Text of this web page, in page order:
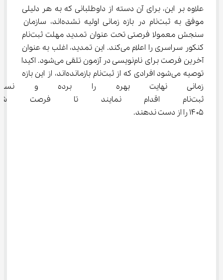
علاوه بر این، برای آن دسته از داوطلبانی که به هر دلیلی
موفق به ثبت‌نام در بازه زمانی اولیه نشده‌اند، سازمان
سنجش معمولا فرصتی تحت عنوان تمدید مهلت ثبت‌نام
کنکور سراسری را اعلام می‌کند. این تمدید، اغلب به عنوان
آخرین فرصت برای نام‌نویسی در آزمون تلقی می‌شود. اکیدا
توصیه می‌شود افرادی که از ثبت‌نام بازمانده‌اند، از این بازه
زمانی نهایت بهره را برده و
ثبت‌نام اقدام نمایند تا فرصت
۱۴۰۵ را از دست ندهند.